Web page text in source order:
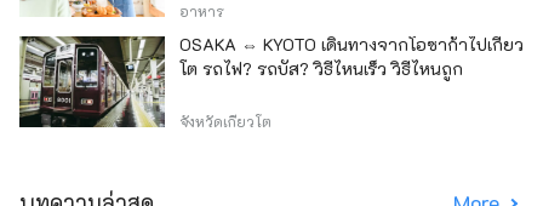
อาหาร
OSAKA ⇔ KYOTO เดินทางจากโอซาก้าไปเกียว
โต รถไฟ? รถบัส? วิธีไหนเร็ว วิธีไหนถูก
จังหวัดเกียวโต